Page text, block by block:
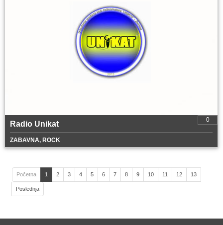
0
Radio Unikat
ZABAVNA, ROCK
Početna 1 2 3 4 5 6 7 8 9 10 11 12 13
Poslednja